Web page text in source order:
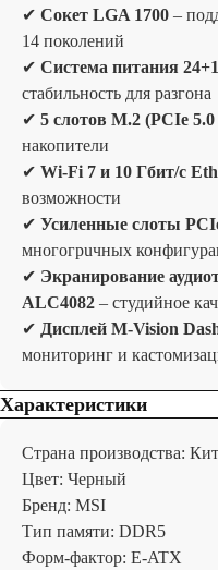
✔ Сокет LGA 1700 –
14 поколений
✔ Система питания
стабильность для разгона
✔ 5 слотов M.2 (PCIe 5.0
накопители
✔ Wi-Fi 7 и 10 Гбит/с
возможности
✔ Усиленные слоты
многогpuчных
✔ Экранирование
ALC4082 – студийное
✔ Дисплей M-Vision
мониторинг и
Характеристики
Страна производства:
Цвет: Черный
Бренд: MSI
Тип памяти: DDR5
Форм-фактор: E-ATX